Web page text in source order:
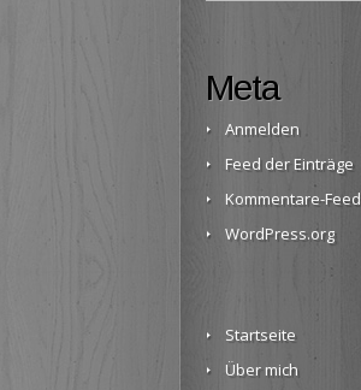
Meta
Anmelden
Feed der Einträge
Kommentare-Feed
WordPress.org
Startseite
Über mich